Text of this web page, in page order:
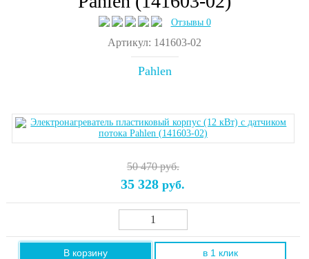
Отзывы 0
Артикул: 141603-02
Pahlen
50 470 руб.
35 328 руб.
В корзину в 1 клик